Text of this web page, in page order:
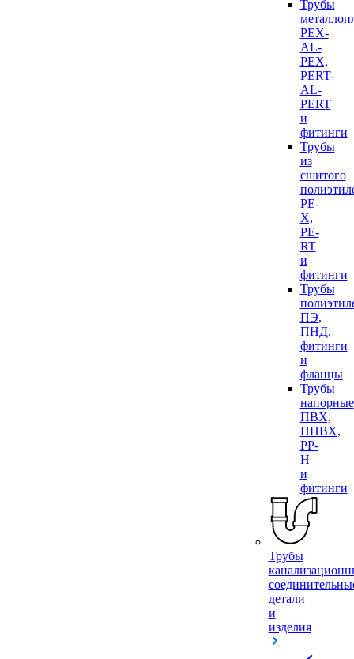
Трубы
PEX-
AL-
PEX,
PERT-
AL-
PERT
и
фитинги
Трубы
из
сшитого
PE-
X,
PE-
RT
и
фитинги
Трубы
ПЭ,
ПНД,
фитинги
и
фланцы
Трубы
напорные
ПВХ,
НПВХ,
PP-
H
и
фитинги
Трубы
детали
и
изделия